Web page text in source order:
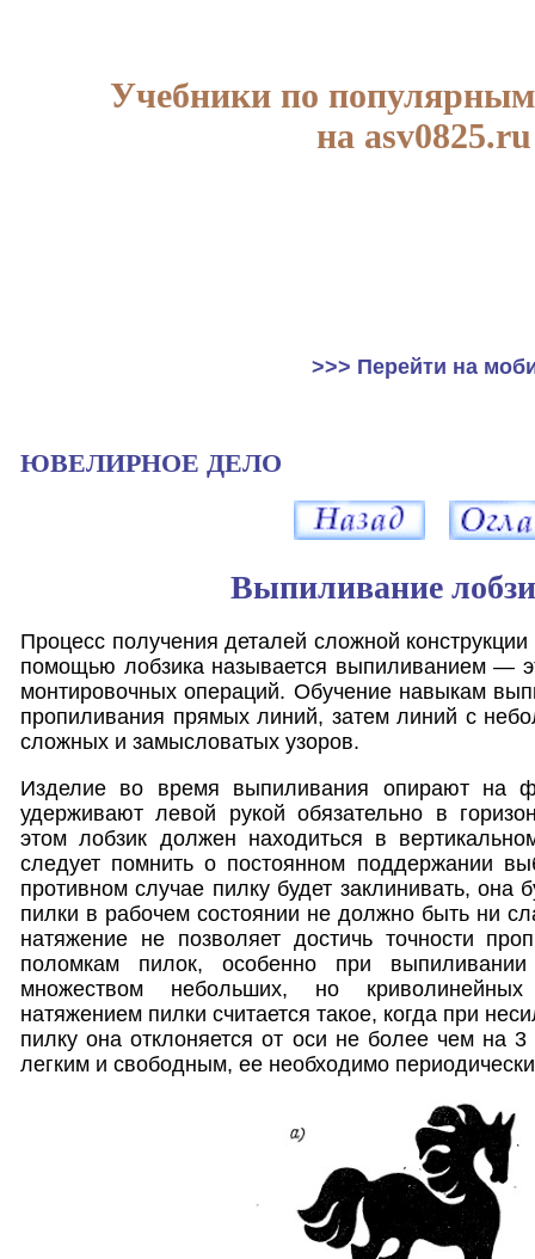
Учебники по
на asv0825.ru
>>> Перейти на
ЮВЕЛИРНОЕ ДЕЛО
Выпиливание
Процесс получения деталей сложной
помощью лобзика называется выпиливанием —
монтировочных операций. Обучение навыкам
пропиливания прямых линий, затем линий с
сложных и замысловатых узоров.
Изделие во время выпиливания опирают на
удерживают левой рукой обязательно в
этом лобзик должен находиться в
следует помнить о постоянном поддержании
противном случае пилку будет заклинивать, она
пилки в рабочем состоянии не должно быть ни
натяжение не позволяет достичь точности
поломкам пилок, особенно при
множеством небольших, но
натяжением пилки считается такое, когда при
пилку она отклоняется от оси не более чем на
легким и свободным, ее необходимо